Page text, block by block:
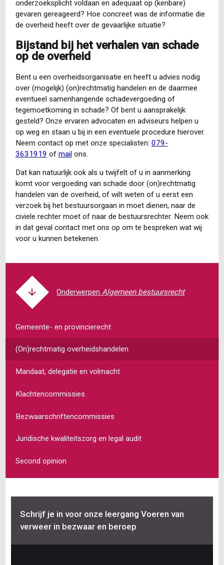
onderzoeksplicht voldaan en adequaat op (kenbare)
gevaren gereageerd? Hoe concreet was de informatie die
de overheid heeft over de gevaarlijke situatie?
Bijstand bij het verhalen van schade
op de overheid
Bent u een overheidsorganisatie en heeft u advies nodig
over (mogelijk) (on)rechtmatig handelen en de daarmee
eventueel samenhangende schadevergoeding of
tegemoetkoming in schade? Of bent u aansprakelijk
gesteld? Onze ervaren advocaten en adviseurs helpen u
op weg en staan u bij in een eventuele procedure hierover.
Neem contact op met onze specialisten: 079-
3631919 of mailons.
Dat kan natuurlijk ook als u twijfelt of u in aanmerking
komt voor vergoeding van schade door (on)rechtmatig
handelen van de overheid, of wilt weten of u eerst een
verzoek bij het bestuursorgaan in moet dienen, naar de
civiele rechter moet of naar de bestuursrechter. Neem ook
in dat geval contact met ons op om te bespreken wat wij
voor u kunnen betekenen.
Algemeen bestuursrecht
Gemeente- en provincierecht
(On)rechtmatig overheidshandelen
Mandaat, delegatie en volmacht
Klachtencommissies
Bezwaarschriftencommissies
Juridische kwaliteitszorg en legal audit
Second opinion
Schrijf je in voor onze leergang Voeren van
verweer in bezwaar en beroep